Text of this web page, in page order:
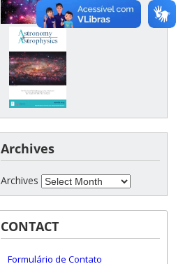
Archives
Archives
CONTACT
Formulário de Contato